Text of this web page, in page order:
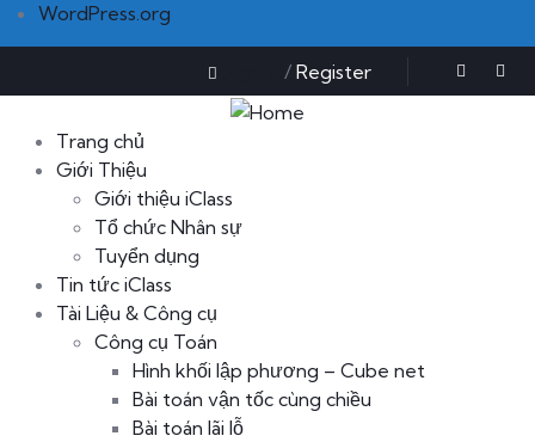
WordPress.org
/ Register
Trang chủ
Giới Thiệu
Giới thiệu iClass
Tổ chức Nhân sự
Tuyển dụng
Tin tức iClass
Tài Liệu & Công cụ
Công cụ Toán
Hình khối lập phương – Cube net
Bài toán vận tốc cùng chiều
Bài toán lãi lỗ